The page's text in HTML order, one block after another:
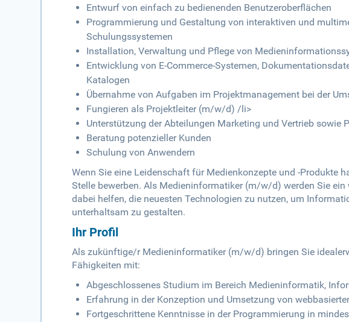
Entwurf von einfach zu bedienenden Benutzeroberflächen
Programmierung und Gestaltung von interaktiven und
Schulungssystemen
Installation, Verwaltung und Pflege von
Entwicklung von E-Commerce-Systemen,
Katalogen
Übernahme von Aufgaben im Projektmanagement bei der
Fungieren als Projektleiter (m/w/d) /li>
Unterstützung der Abteilungen Marketing und Vertrieb sowie
Beratung potenzieller Kunden
Schulung von Anwendern
Wenn Sie eine Leidenschaft für Medienkonzepte und -Produkte
Stelle bewerben. Als Medieninformatiker (m/w/d) werden Sie ein
dabei helfen, die neuesten Technologien zu nutzen, um
unterhaltsam zu gestalten.
Ihr Profil
Als zukünftige/r Medieninformatiker (m/w/d) bringen Sie
Fähigkeiten mit:
Abgeschlossenes Studium im Bereich Medieninformatik,
Erfahrung in der Konzeption und Umsetzung von
Fortgeschrittene Kenntnisse in der Programmierung in